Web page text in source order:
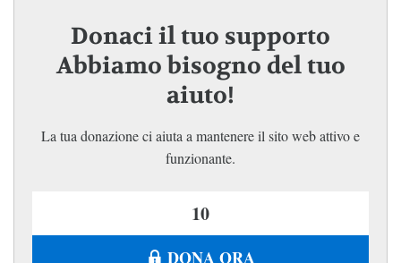
Donaci il tuo supporto
Abbiamo bisogno del tuo
aiuto!
La tua donazione ci aiuta a mantenere il sito web attivo e
funzionante.
DONA ORA